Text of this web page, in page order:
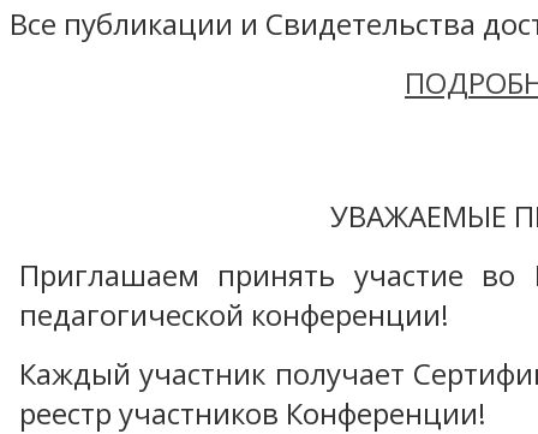
Все публикации и Свидетельства
УВАЖАЕМЫЕ
Приглашаем принять участие во
педагогической конференции!
Каждый участник получает
реестр участников Конференции!